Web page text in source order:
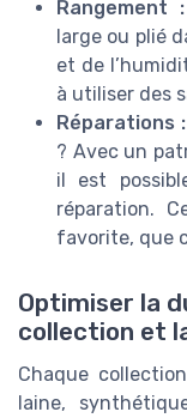
Rangement :
large ou plié
et de
à utiliser des
Réparations :
? Avec un
il est
réparation.
favorite, que
Optimiser la
collection et
Chaque
laine,